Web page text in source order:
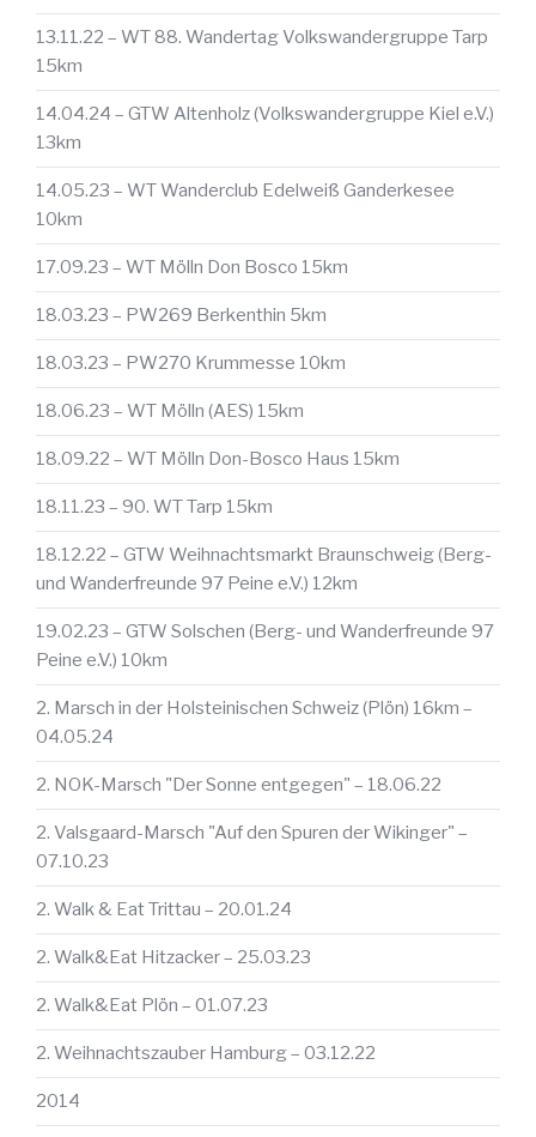
13.11.22 – WT 88. Wandertag Volkswandergruppe Tarp
15km
14.04.24 – GTW Altenholz (Volkswandergruppe Kiel e.V.)
13km
14.05.23 – WT Wanderclub Edelweiß Ganderkesee
10km
17.09.23 – WT Mölln Don Bosco 15km
18.03.23 – PW269 Berkenthin 5km
18.03.23 – PW270 Krummesse 10km
18.06.23 – WT Mölln (AES) 15km
18.09.22 – WT Mölln Don-Bosco Haus 15km
18.11.23 – 90. WT Tarp 15km
18.12.22 – GTW Weihnachtsmarkt Braunschweig (Berg-
und Wanderfreunde 97 Peine e.V.) 12km
19.02.23 – GTW Solschen (Berg- und Wanderfreunde 97
Peine e.V.) 10km
2. Marsch in der Holsteinischen Schweiz (Plön) 16km –
04.05.24
2. NOK-Marsch "Der Sonne entgegen" – 18.06.22
2. Valsgaard-Marsch "Auf den Spuren der Wikinger" –
07.10.23
2. Walk & Eat Trittau – 20.01.24
2. Walk&Eat Hitzacker – 25.03.23
2. Walk&Eat Plön – 01.07.23
2. Weihnachtszauber Hamburg – 03.12.22
2014